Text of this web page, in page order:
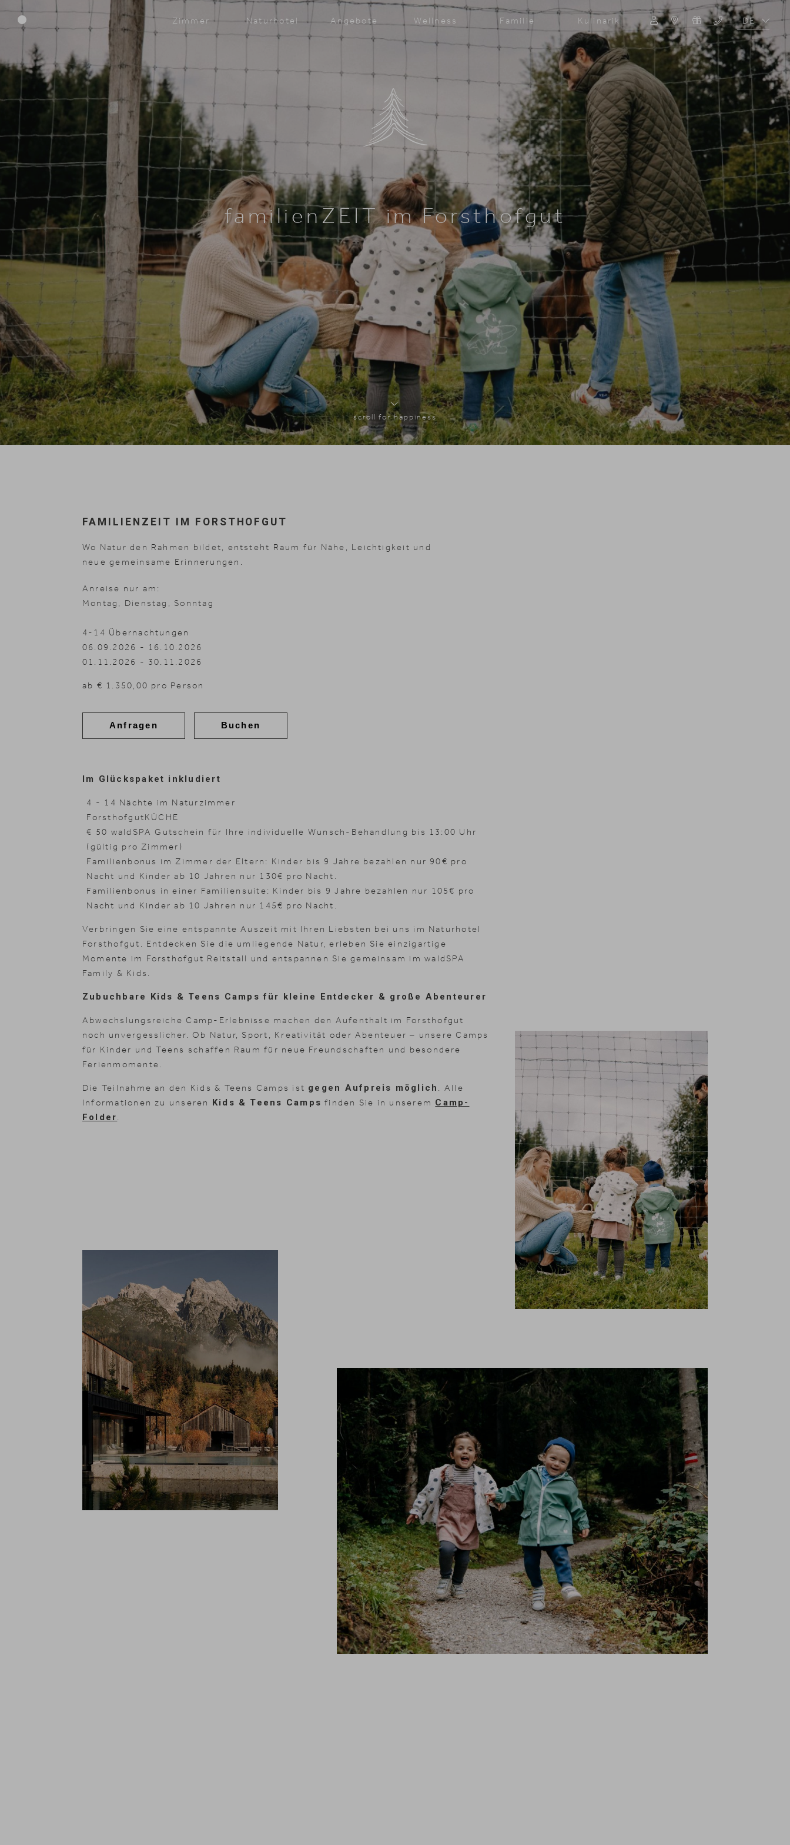
Zimmer Naturhotel Angebote Wellness Familie Kulinarik
DE
EN
Zimmer
Naturhotel
Angebote
Wellness
Natur & Aktiv
Inklusivleistungen Shopping Galerie
Suche
Suchen
familienZEIT im Forsthofgut
scroll for happiness
FAMILIENZEIT IM FORSTHOFGUT
Wo Natur den Rahmen bildet, entsteht Raum für Nähe, Leichtigkeit und
neue gemeinsame Erinnerungen.
Anreise nur am:
Montag, Dienstag, Sonntag
4-14 Übernachtungen
06.09.2026 - 16.10.2026
01.11.2026 - 30.11.2026
ab € 1.350,00 pro Person
Anfragen Buchen
Im Glückspaket inkludiert
4 - 14 Nächte im Naturzimmer
ForsthofgutKÜCHE
€ 50 waldSPA Gutschein für Ihre individuelle Wunsch-Behandlung bis 13:00 Uhr
(gültig pro Zimmer)
Familienbonus im Zimmer der Eltern: Kinder bis 9 Jahre bezahlen nur 90€ pro
Nacht und Kinder ab 10 Jahren nur 130€ pro Nacht.
Familienbonus in einer Familiensuite: Kinder bis 9 Jahre bezahlen nur 105€ pro
Nacht und Kinder ab 10 Jahren nur 145€ pro Nacht.
Verbringen Sie eine entspannte Auszeit mit Ihren Liebsten bei uns im Naturhotel
Forsthofgut. Entdecken Sie die umliegende Natur, erleben Sie einzigartige
Momente im Forsthofgut Reitstall und entspannen Sie gemeinsam im waldSPA
Family & Kids.
Zubuchbare Kids & Teens Camps für kleine Entdecker & große Abenteurer
Abwechslungsreiche Camp-Erlebnisse machen den Aufenthalt im Forsthofgut
noch unvergesslicher. Ob Natur, Sport, Kreativität oder Abenteuer – unsere Camps
für Kinder und Teens schaffen Raum für neue Freundschaften und besondere
Ferienmomente.
Die Teilnahme an den Kids & Teens Camps ist gegen Aufpreis möglich
. Alle
Informationen zu unseren Kids & Teens Camps finden Sie in unserem Camp-
Folder